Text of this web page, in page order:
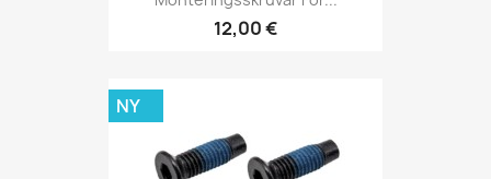
12,00 €
NY